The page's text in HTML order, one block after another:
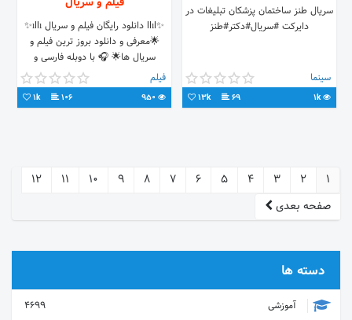
سریال طنز ساختمان پزشکان تبلیغات در
دایرکت #سریال#دکتر#طنز
سینما
1k
69
13k
✨llıl دانلود رایگان فیلم و سریال ıllı✨
🌟معرفی و دانلود بروز ترین فیلم و
سریال ها🌟 🎧 با دوبله فارسی و
زیرنویس فارسی جهت دانلود وارد سایت
ما شوید‌‌
فیلم
106
1k
1
2
3
4
5
6
7
8
9
10
11
12
صفحه بعدی
دسته ها
آموزشی
4699